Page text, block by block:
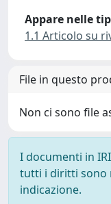
Appare nelle
1.1 Articolo su
File in questo
Non ci sono file
I documenti in
tutti i diritti sono
indicazione.